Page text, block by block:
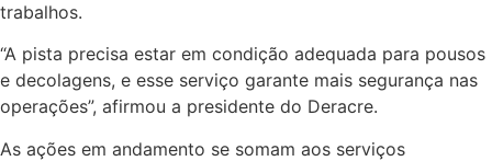
trabalhos.
“A pista precisa estar em condição adequada para pousos
e decolagens, e esse serviço garante mais segurança nas
operações”, afirmou a presidente do Deracre.
As ações em andamento se somam aos serviços